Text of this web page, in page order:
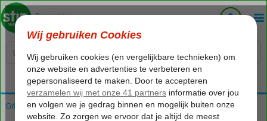
Voelt als thuiskomen...
Griekenland Lefkas Nidri Athos Hotel